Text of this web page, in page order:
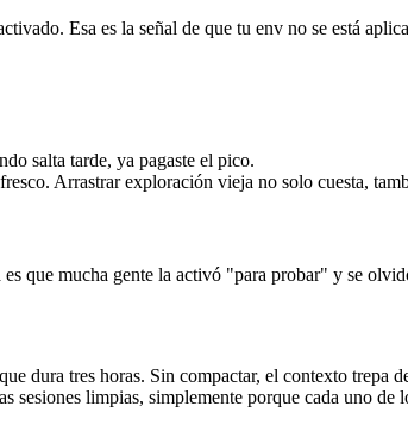
Esa es la señal de que tu env no se está
salta tarde, ya pagaste el pico.
Arrastrar exploración vieja no solo cuesta,
que mucha gente la activó "para probar" y se
dura tres horas. Sin compactar, el contexto trepa
limpias, simplemente porque cada uno